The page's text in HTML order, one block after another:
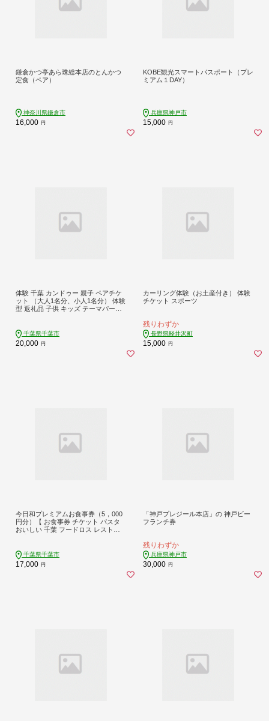
鎌倉かつ亭あら珠総本店のとんかつ
定食（ペア）
神奈川県鎌倉市
16,000 円
KOBE観光スマートパスポート（プレ
ミアム１DAY）
兵庫県神戸市
15,000 円
体験 千葉 カンドゥー 親子 ペアチケ
ット （大人1名分、小人1名分） 体験
型 返礼品 子供 キッズ テーマパーク
ギフト ペア 贈答 アクティビティ 旅
行 千葉県 千葉市
千葉県千葉市
20,000 円
カーリング体験（お土産付き） 体験
チケット スポーツ
残りわずか
長野県軽井沢町
15,000 円
今日和プレミアムお食事券（5，000
円分）【 お食事券 チケット パスタ
おいしい 千葉 フードロス レストラ
千葉県千葉市
17,000 円
「神戸プレジール本店」の 神戸ビー
フランチ券
残りわずか
兵庫県神戸市
30,000 円